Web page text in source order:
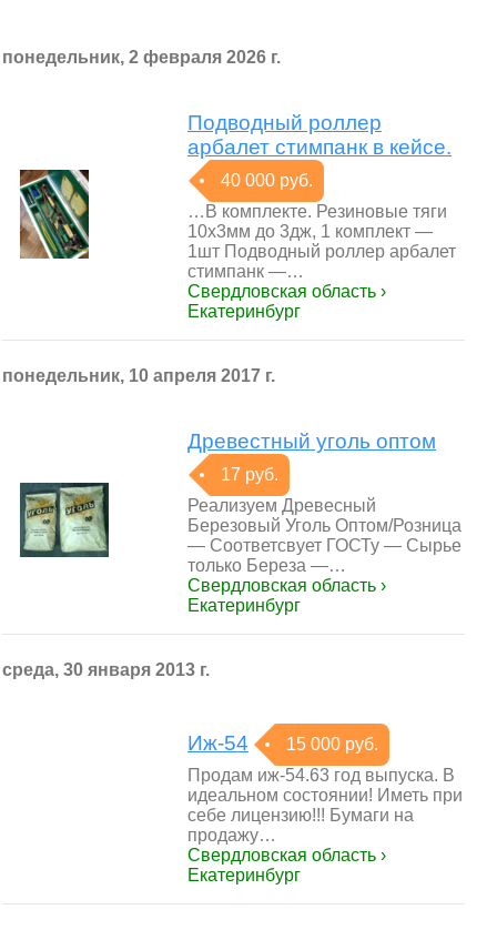
понедельник, 2 февраля 2026 г.
Подводный роллер
арбалет стимпанк в кейсе.
40 000 руб.
…В комплекте. Резиновые тяги
10х3мм до 3дж, 1 комплект —
1шт Подводный роллер арбалет
стимпанк —…
Свердловская область ›
Екатеринбург
понедельник, 10 апреля 2017 г.
Древестный уголь оптом
17 руб.
Реализуем Древесный
Березовый Уголь Оптом/Розница
— Соответсвует ГОСТу — Сырье
только Береза —…
Свердловская область ›
Екатеринбург
среда, 30 января 2013 г.
Иж-54
15 000 руб.
Продам иж-54.63 год выпуска. В
идеальном состоянии! Иметь при
себе лицензию!!! Бумаги на
продажу…
Свердловская область ›
Екатеринбург